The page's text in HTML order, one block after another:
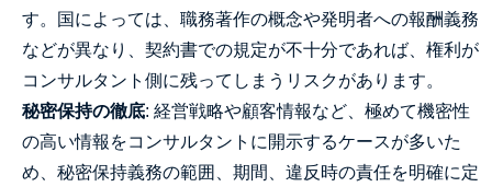
す。国によっては、職務著作の概念や発明者への報酬義務
などが異なり、契約書での規定が不十分であれば、権利が
コンサルタント側に残ってしまうリスクがあります。
秘密保持の徹底: 経営戦略や顧客情報など、極めて機密性
の高い情報をコンサルタントに開示するケースが多いた
め、秘密保持義務の範囲、期間、違反時の責任を明確に定